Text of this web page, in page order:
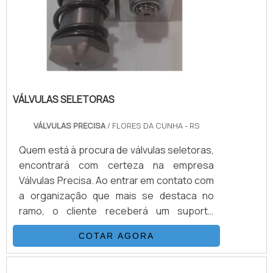
VÁLVULAS SELETORAS
VÁLVULAS PRECISA/ FLORES DA CUNHA - RS
Quem está à procura de válvulas seletoras,
encontrará com certeza na empresa
Válvulas Precisa. Ao entrar em contato com
a organização que mais se destaca no
ramo, o cliente receberá um suporte
completo para sanar eventuais dúvidas
sobre o produto a ser adquirido.Quando o
quesito é válvulas seletoras, com a melhor
COTAR AGORA